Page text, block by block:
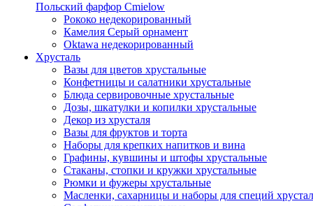
Польский фарфор Сmielow
Рококо недекорированный
Камелия Серый орнамент
Oktawa недекорированный
Хрусталь
Вазы для цветов хрустальные
Конфетницы и салатники хрустальные
Блюда сервировочные хрустальные
Дозы, шкатулки и копилки хрустальные
Декор из хрусталя
Вазы для фруктов и торта
Наборы для крепких напитков и вина
Графины, кувшины и штофы хрустальные
Стаканы, стопки и кружки хрустальные
Рюмки и фужеры хрустальные
Масленки, сахарницы и наборы для специй